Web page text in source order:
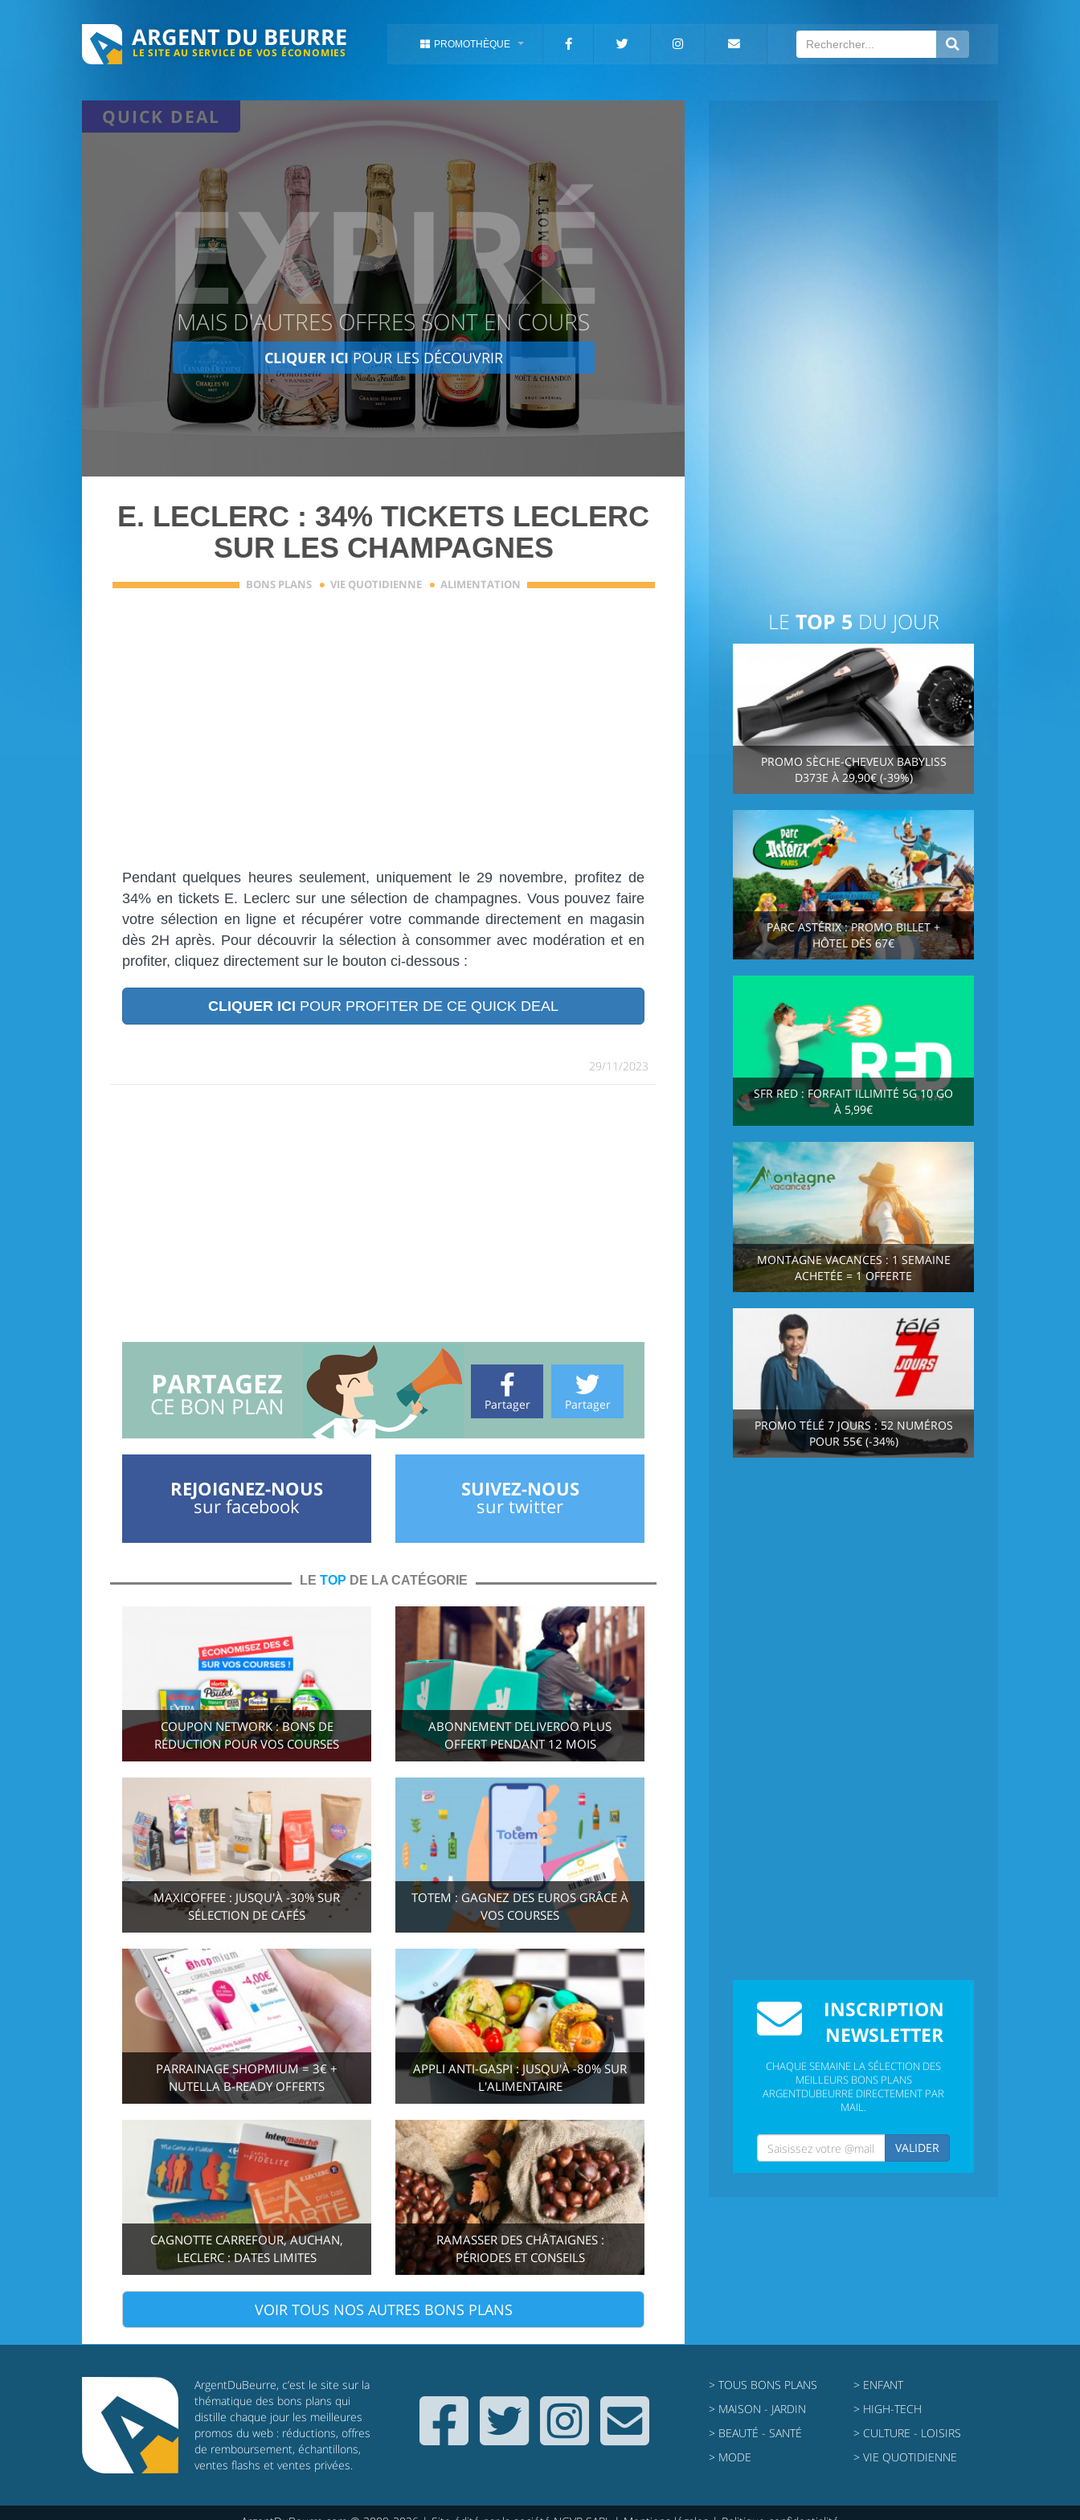
ARGENT DU BEURRE
LE SITE AU SERVICE DE VOS ÉCONOMIES
PROMOTHÈQUE
QUICK DEAL
EXPIRÉ
MAIS D'AUTRES OFFRES SONT EN COURS
CLIQUER ICI POUR LES DÉCOUVRIR
E. LECLERC : 34% TICKETS LECLERC
SUR LES CHAMPAGNES
BONS PLANS · VIE QUOTIDIENNE · ALIMENTATION
Pendant quelques heures seulement, uniquement le 29 novembre, profitez de
34% en tickets E. Leclerc sur une sélection de champagnes. Vous pouvez faire
votre sélection en ligne et récupérer votre commande directement en magasin
dès 2H après. Pour découvrir la sélection à consommer avec modération et en
profiter, cliquez directement sur le bouton ci-dessous :
CLIQUER ICI POUR PROFITER DE CE QUICK DEAL
29/11/2023
PARTAGEZ
CE BON PLAN Partager
Partager
REJOIGNEZ-NOUS
sur facebook
SUIVEZ-NOUS
sur twitter
LE TOP DE LA CATÉGORIE
COUPON NETWORK : BONS DE
RÉDUCTION POUR VOS COURSES
ABONNEMENT DELIVEROO PLUS
OFFERT PENDANT 12 MOIS
MAXICOFFEE : JUSQU'À -30% SUR
SÉLECTION DE CAFÉS
TOTEM : GAGNEZ DES EUROS GRÂCE À
VOS COURSES
PARRAINAGE SHOPMIUM = 3€ +
NUTELLA B-READY OFFERTS
APPLI ANTI-GASPI : JUSQU'À -80% SUR
L'ALIMENTAIRE
CAGNOTTE CARREFOUR, AUCHAN,
LECLERC : DATES LIMITES
RAMASSER DES CHÂTAIGNES :
PÉRIODES ET CONSEILS
VOIR TOUS NOS AUTRES BONS PLANS
LE TOP 5 DU JOUR
PROMO SÈCHE-CHEVEUX BABYLISS
D373E À 29,90€ (-39%)
PARC ASTÉRIX : PROMO BILLET +
HÔTEL DÈS 67€
SFR RED : FORFAIT ILLIMITÉ 5G 10 GO
À 5,99€
MONTAGNE VACANCES : 1 SEMAINE
ACHETÉE = 1 OFFERTE
PROMO TÉLÉ 7 JOURS : 52 NUMÉROS
POUR 55€ (-34%)
INSCRIPTION
NEWSLETTER
CHAQUE SEMAINE LA SÉLECTION DES
MEILLEURS BONS PLANS
ARGENTDUBEURRE DIRECTEMENT PAR
MAIL.
VALIDER
ArgentDuBeurre, c’est le site sur la
thématique des bons plans qui
distille chaque jour les meilleures
promos du web : réductions, offres
de remboursement, échantillons,
ventes flashs et ventes privées.
> TOUS BONS PLANS
> ENFANT
> MAISON - JARDIN
> HIGH-TECH
> BEAUTÉ - SANTÉ
> CULTURE - LOISIRS
> MODE
> VIE QUOTIDIENNE